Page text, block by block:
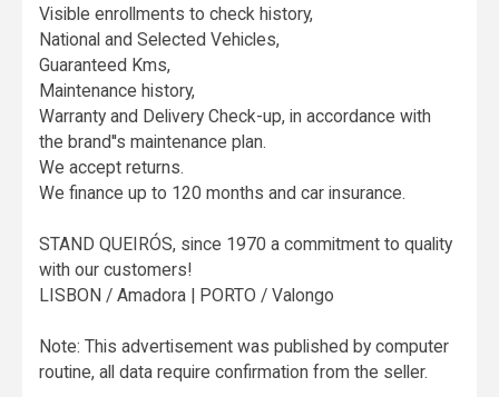
Visible enrollments to check history,
National and Selected Vehicles,
Guaranteed Kms,
Maintenance history,
Warranty and Delivery Check-up, in accordance with
the brand''s maintenance plan.
We accept returns.
We finance up to 120 months and car insurance.
STAND QUEIRÓS, since 1970 a commitment to quality
with our customers!
LISBON / Amadora | PORTO / Valongo
Note: This advertisement was published by computer
routine, all data require confirmation from the seller.